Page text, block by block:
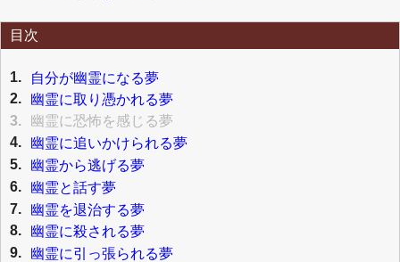
目次
1.
自分が幽霊になる夢
2.
幽霊に取り憑かれる夢
3.
幽霊に恐怖を感じる夢
4.
幽霊に追いかけられる夢
5.
幽霊から逃げる夢
6.
幽霊と話す夢
7.
幽霊を退治する夢
8.
幽霊に殺される夢
9.
幽霊に引っ張られる夢